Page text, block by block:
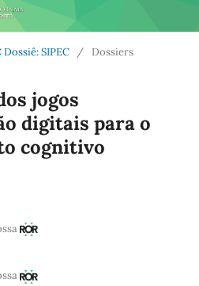
Dossiê: SIPEC / Dossiers
jogos
digitais para o
cognitivo